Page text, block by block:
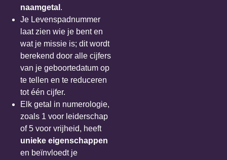
naamgetal .
Je Levenspadnummer
laat zien wie je bent en
wat je missie is; dit wordt
berekend door alle cijfers
van je geboortedatum op
te tellen en te reduceren
tot één cijfer.
Elk getal in numerologie,
zoals 1 voor leiderschap
of 5 voor vrijheid, heeft
unieke eigenschappen
en beïnvloedt je